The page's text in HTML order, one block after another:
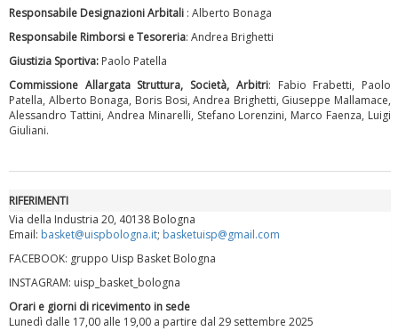
Luglio 2026: "Pensando con i piedi, si possono fare le
rivoluzioni"
Responsabile Designazioni Arbitali : Alberto Bonaga
Responsabile Rimborsi e Tesoreria: Andrea Brighetti
Giustizia Sportiva: Paolo Patella
Commissione Allargata Struttura, Società, Arbitri: Fabio Frabetti, Paolo
Patella, Alberto Bonaga, Boris Bosi, Andrea Brighetti, Giuseppe Mallamace,
Alessandro Tattini, Andrea Minarelli, Stefano Lorenzini, Marco Faenza, Luigi
Giuliani.
RIFERIMENTI
Via della Industria 20, 40138 Bologna
Email: basket@uispbologna.it; basketuisp@gmail.com
FACEBOOK: gruppo Uisp Basket Bologna
INSTAGRAM: uisp_basket_bologna
Orari e giorni di ricevimento in sede
Lunedì dalle 17,00 alle 19,00 a partire dal 29 settembre 2025